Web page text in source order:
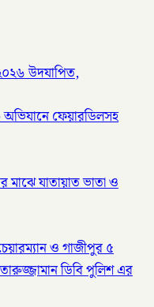
২০২৬ উদযাপিত,
অভিযানে ফেয়ারডিলসহ
মাঝে যাতায়াত ভাতা ও
ও গাজীপুর ৫
ডিবি পুলিশ এর